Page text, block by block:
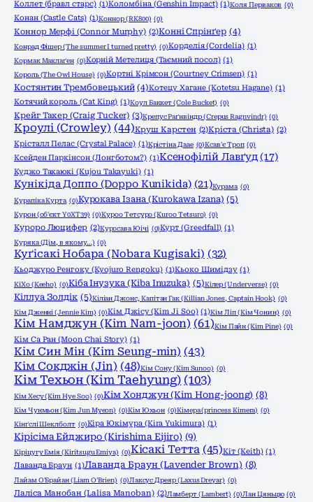
Коллет (бравл старс) (1)Коломбіна (Genshin Impact) (1)Коля Перваков (0)
Конан (Castle Cats) (1)Коннор (RK800) (0)
Коннор Мерфі (Connor Murphy) (2)Конні Спрінґер (4)
Конрад Фішер (The summer I turned pretty) (0)Корделія (Cordelia) (1)
Кормак Маклаґен (0)Корній Метелиця (Таємний посол) (1)
Король (The Owl House) (0)Кортні Крімсон (Courtney Crimsen) (1)
Костянтин Трембовецький (4)Котецу Хагане (Kotetsu Hagane) (1)
Котячий король (Cat King) (1)Коул Баккет (Cole Bucket) (0)
Крейг Такер (Craig Tucker) (3)Крепус Раґнвіндр (Crepus Ragnvindr) (0)
Кроулі (Crowley) (44)Круш Карстен (2)Кріста (Christa) (2)
Крісталл Пелас (Crystal Palace) (1)Крістіна Даае (0)Ксав'є Троп (0)
Ксейден Паркінсон (Лонгботом?) (1)Ксенофілій Лавґуд (17)
Куджо Такаюкі (Kujou Takayuki) (1)
Кунікіда Доппо (Doppo Kunikida) (21)Курама (0)
Курапіка Курта (0)Курокава Ізана (Kurokawa Izana) (5)
Курон (об'єкт Y0XT39) (0)Куроо Тетсуро (Kuroo Tetsuro) (0)
Куроро Люцифер (2)Куросава Юічі (0)Курт (Greedfall) (1)
Куряка (Дім, в якому…) (0)
Куґісакі Нобара (Nobara Kugisaki) (32)
Кьоджуро Ренгоку (Kyojuro Rengoku) (1)Кьоко Шимідзу (1)
КіХо (Keeho) (0)Кіба Інузука (Kiba Inuzuka) (5)Кілер (Underverse) (0)
Кіллуа Золдік (5)Кіліан Джонс, Капітан Гак (Killian Jones, Captain Hook) (0)
Кім Дженні (Jennie Kim) (0)Кім Джісу (Kim Ji Soo) (1)Кім Ліп (Кім Чонин) (0)
Кім Намджун (Kim Nam-joon) (61)Кім Пайн (Kim Pine) (0)
Кім Са Ран (Moon Chai Story) (1)
Кім Син Мін (Kim Seung-min) (43)
Кім Сокджін (Jin) (48)Кім Сону (Kim Sunoo) (0)
Кім Техьон (Kim Taehyung) (103)
Кім Хесу (Kim Hye Soo) (0)Кім Хонджун (Kim Hong-joong) (8)
Кім Чунмьон (Kim Jun Myeon) (0)Кім Юхьон (0)Кімера (princess Kimera) (0)
Кінґслі Шеклболт (0)Кіра Юкімура (Kira Yukimura) (1)
Кірісіма Ейджиро (Kirishima Eijiro) (9)
Кіріцугу Емія (Kiritsugu Emiya) (0)Кісакі Тетта (45)Кіт (Keith) (1)
Лаванда Браун (1)Лаванда Браун (Lavender Brown) (8)
Лайам О'Брайан (Liam O'Brien) (0)Лаксус Дреяр (Laxus Dreyar) (0)
Лаліса Манобан (Lalisa Manoban) (2)Ламберт (Lambert) (0)Лан Цяньцю (0)